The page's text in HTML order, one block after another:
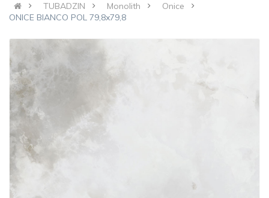
TUBADZIN Monolith
Onice
ONICE BIANCO POL 79,8x79,8